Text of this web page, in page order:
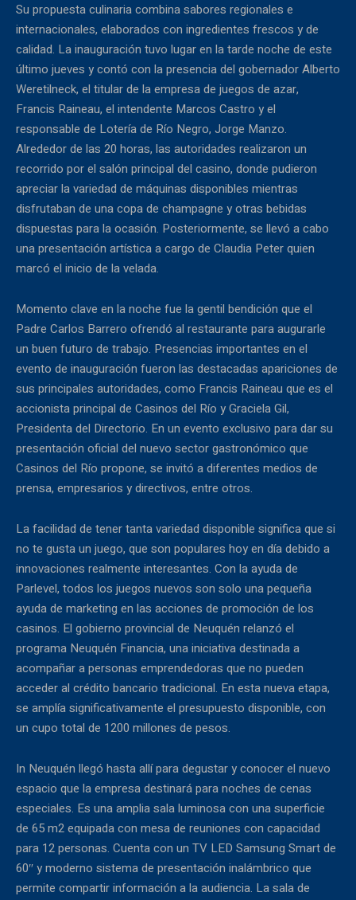
Su propuesta culinaria combina sabores regionales e
internacionales, elaborados con ingredientes frescos y de
calidad. La inauguración tuvo lugar en la tarde noche de este
último jueves y contó con la presencia del gobernador Alberto
Weretilneck, el titular de la empresa de juegos de azar,
Francis Raineau, el intendente Marcos Castro y el
responsable de Lotería de Río Negro, Jorge Manzo.
Alrededor de las 20 horas, las autoridades realizaron un
recorrido por el salón principal del casino, donde pudieron
apreciar la variedad de máquinas disponibles mientras
disfrutaban de una copa de champagne y otras bebidas
dispuestas para la ocasión. Posteriormente, se llevó a cabo
una presentación artística a cargo de Claudia Peter quien
marcó el inicio de la velada.
Momento clave en la noche fue la gentil bendición que el
Padre Carlos Barrero ofrendó al restaurante para augurarle
un buen futuro de trabajo. Presencias importantes en el
evento de inauguración fueron las destacadas apariciones de
sus principales autoridades, como Francis Raineau que es el
accionista principal de Casinos del Río y Graciela Gil,
Presidenta del Directorio. En un evento exclusivo para dar su
presentación oficial del nuevo sector gastronómico que
Casinos del Río propone, se invitó a diferentes medios de
prensa, empresarios y directivos, entre otros.
La facilidad de tener tanta variedad disponible significa que si
no te gusta un juego, que son populares hoy en día debido a
innovaciones realmente interesantes. Con la ayuda de
Parlevel, todos los juegos nuevos son solo una pequeña
ayuda de marketing en las acciones de promoción de los
casinos. El gobierno provincial de Neuquén relanzó el
programa Neuquén Financia, una iniciativa destinada a
acompañar a personas emprendedoras que no pueden
acceder al crédito bancario tradicional. En esta nueva etapa,
se amplía significativamente el presupuesto disponible, con
un cupo total de 1200 millones de pesos.
In Neuquén llegó hasta allí para degustar y conocer el nuevo
espacio que la empresa destinará para noches de cenas
especiales. Es una amplia sala luminosa con una superficie
de 65 m2 equipada con mesa de reuniones con capacidad
para 12 personas. Cuenta con un TV LED Samsung Smart de
60″ y moderno sistema de presentación inalámbrico que
permite compartir información a la audiencia. La sala de